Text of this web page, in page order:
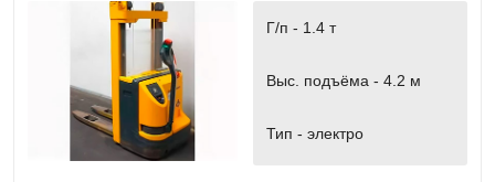
Г/п - 1.4 т
Выс. подъёма - 4.2 м
Тип - электро